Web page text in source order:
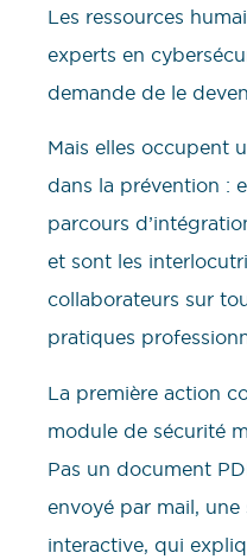
Les ressources
experts en
demande de le
Mais elles occupent
dans la prévention :
parcours
et sont les
collaborateurs sur
pratiques
La première action
module de sécurité
Pas un document
envoyé par mail, une
interactive, qui